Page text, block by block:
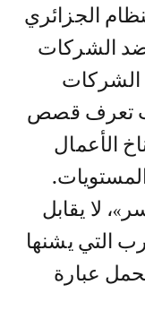
الجزائري
ضد الشركات
الشركات
تعرف قصص
الأعمال
لا يقابل
التي يشنها
عبارة